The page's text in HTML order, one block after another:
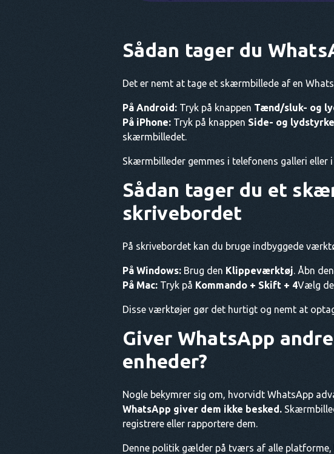
Sådan tager du
Det er nemt at tage et skærmbillede af en
På Android: Tryk på knappen Tænd/sluk- og
På iPhone: Tryk på knappen Side- og
skærmbilledet.
Skærmbilleder gemmes i telefonens galleri eller
Sådan tager du et
skrivebordet
På skrivebordet kan du bruge indbyggede
På Windows: Brug den Klippeværktøj. Åbn
På Mac: Tryk på Kommando + Skift + 4Vælg
Disse værktøjer gør det hurtigt og nemt at
Giver WhatsApp
enheder?
Nogle bekymrer sig om, hvorvidt WhatsApp
WhatsApp giver dem ikke besked.
registrere eller rapportere dem.
Denne politik gælder på tværs af alle platforme,